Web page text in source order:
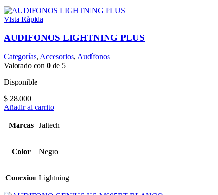
Vista Ràpida
AUDIFONOS LIGHTNING PLUS
Categorías, Accesorios, Audífonos
Valorado con 0 de 5
Disponible
$ 28.000
Añadir al carrito
Marcas Jaltech
Color Negro
Conexion Lightning